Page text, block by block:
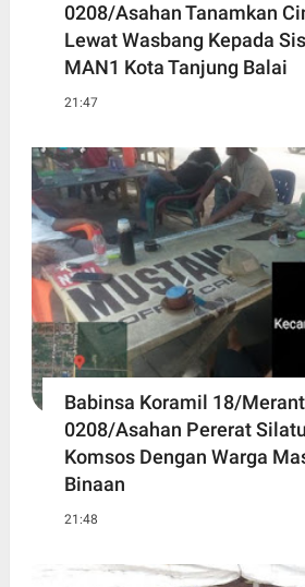
0208/Asahan Tanamkan
Lewat Wasbang Kepada
MAN1 Kota Tanjung Balai
21:47
Babinsa Koramil 18/
0208/Asahan Pererat
Komsos Dengan Warga
Binaan
21:48